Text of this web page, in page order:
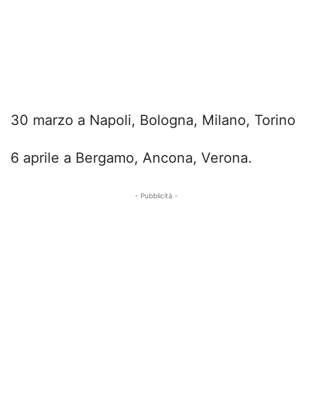
30 marzo a Napoli, Bologna, Milano, Torino
6 aprile a Bergamo, Ancona, Verona.
- Pubblicità -